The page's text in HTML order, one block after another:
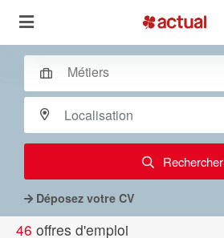
Rechercher
Déposez votre CV
46 offres d'emploi